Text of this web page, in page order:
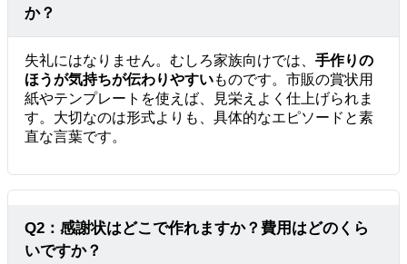
か？
失礼にはなりません。むしろ家族向けでは、 手作りの
ほうが気持ちが伝わりやすいものです。市販の賞状用
紙やテンプレートを使えば、見栄えよく仕上げられま
す。大切なのは形式よりも、具体的なエピソードと素
直な言葉です。
Q2：感謝状はどこで作れますか？費用はどのくら
いですか？